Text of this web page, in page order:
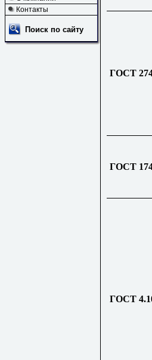
Контакты
Поиск по сайту
ГОСТ
ГОСТ
ГОСТ